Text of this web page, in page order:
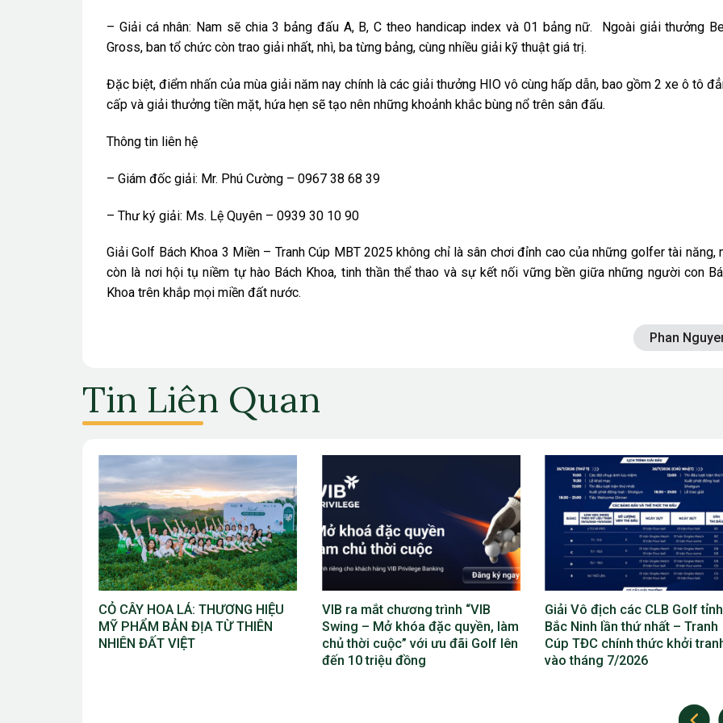
– Giải cá nhân: Nam sẽ chia 3 bảng đấu A, B, C theo handicap index và 01 bảng nữ. Ngoài giải thưởng
Gross, ban tổ chức còn trao giải nhất, nhì, ba từng bảng, cùng nhiều giải kỹ thuật giá trị.
Đặc biệt, điểm nhấn của mùa giải năm nay chính là các giải thưởng HIO vô cùng hấp dẫn, bao gồm 2 xe ô tô
cấp và giải thưởng tiền mặt, hứa hẹn sẽ tạo nên những khoảnh khắc bùng nổ trên sân đấu.
Thông tin liên hệ
– Giám đốc giải: Mr. Phú Cường – 0967 38 68 39
– Thư ký giải: Ms. Lệ Quyên – 0939 30 10 90
Giải Golf Bách Khoa 3 Miền – Tranh Cúp MBT 2025 không chỉ là sân chơi đỉnh cao của những golfer tài năng,
còn là nơi hội tụ niềm tự hào Bách Khoa, tinh thần thể thao và sự kết nối vững bền giữa những người con
Khoa trên khắp mọi miền đất nước.
Phan
Tin Liên Quan
VIB ra mắt chương trình “VIB
Swing – Mở khóa đặc quyền, làm
chủ thời cuộc” với ưu đãi Golf lên
Giải Vô địch các CLB Golf tỉnh
Bắc Ninh lần thứ nhất – Tranh
Cúp TĐC chính thức khởi tranh
vào tháng 7/2026
Lộ diện bộ máy điều hành Giải
địch các CLB Golf tỉnh Bắc
lần thứ nhất